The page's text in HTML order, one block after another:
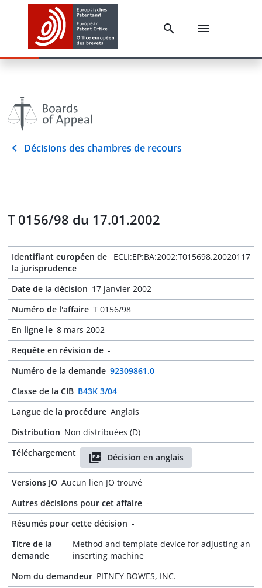
Décisions des chambres de recours
T 0156/98 du 17.01.2002
Identifiant européen de
la jurisprudence
ECLI:EP:BA:2002:T015698.20020117
Date de la décision 17 janvier 2002
Numéro de l'affaire T 0156/98
En ligne le 8 mars 2002
Requête en révision de -
Numéro de la demande 92309861.0
Classe de la CIB B43K 3/04
Langue de la procédure Anglais
Distribution Non distribuées (D)
Téléchargement
Décision en anglais
Versions JO Aucun lien JO trouvé
Autres décisions pour cet affaire -
Résumés pour cette décision -
Titre de la
demande
Method and template device for adjusting an
inserting machine
Nom du demandeur PITNEY BOWES, INC.